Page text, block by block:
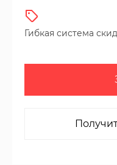
Гибкая система